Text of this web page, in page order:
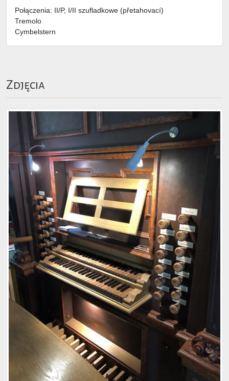
Połączenia: II/P, I/II szufladkowe (přetahovací)
Tremolo
Cymbelstern
Zdjęcia